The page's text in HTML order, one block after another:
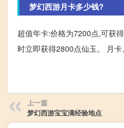
梦幻西游月卡多少钱?
超值年卡:价格为7200点,可获
时立即获得2800点仙玉。 月卡。
上一篇
梦幻西游宝宝满经验地点